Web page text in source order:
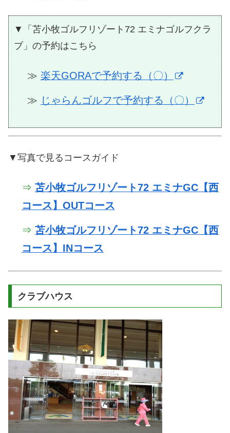
▼「苫小牧ゴルフリゾート72 エミナゴルフクラ
ブ」の予約はこちら
≫ 楽天GORAで予約する（〇）
≫ じゃらんゴルフで予約する（〇）
▼写真で見るコースガイド
⇒ 苫小牧ゴルフリゾート72 エミナGC【西
コース】OUTコース
⇒ 苫小牧ゴルフリゾート72 エミナGC【西
コース】INコース
クラブハウス